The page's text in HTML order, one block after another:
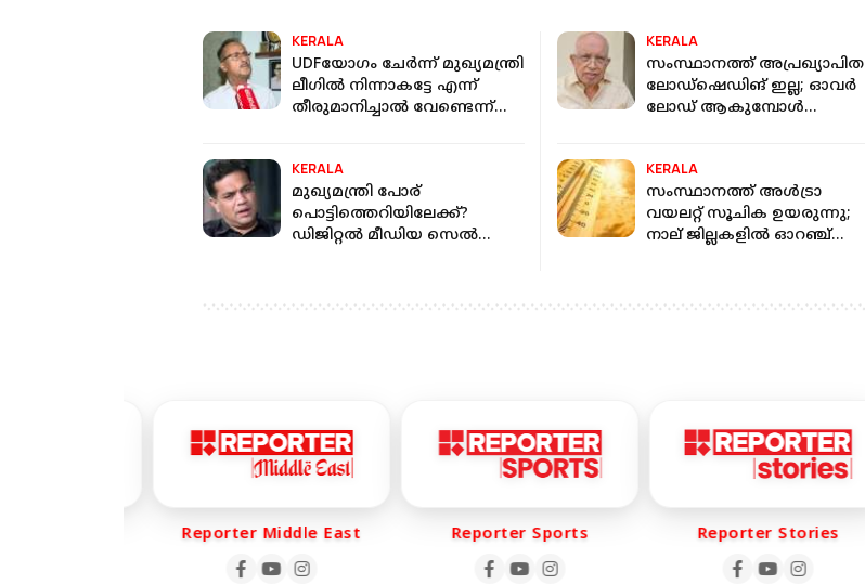
KERALA
UDFയോഗം ചേര്‍ന്ന് മുഖ്യമന്ത്രി
ലീഗില്‍ നിന്നാകട്ടേ എന്ന്
തീരുമാനിച്ചാല്‍ വേണ്ടെന്ന്
KERALA
സംസ്ഥാനത്ത് അപ്രഖ്യാപിത
ലോഡ്ഷെഡിങ് ഇല്ല; ഓവർ
ലോഡ് ആകുമ്പോൾ
KERALA
മുഖ്യമന്ത്രി പോര്
പൊട്ടിത്തെറിയിലേക്ക്?
ഡിജിറ്റല്‍ മീഡിയ സെല്‍
KERALA
സംസ്ഥാനത്ത് അൾട്രാ
വയലറ്റ് സൂചിക ഉയരുന്നു;
നാല് ജില്ലകളിൽ ഓറഞ്ച്
Reporter Middle East Reporter Sports Reporter Stories